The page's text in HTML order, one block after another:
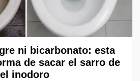
ni bicarbonato: esta
de sacar el sarro de
inodoro